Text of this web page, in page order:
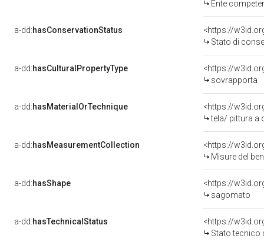
Ente competente
a-dd:hasConservationStatus
<https://
Stato di
a-dd:hasCulturalPropertyType
<https://
sovrapporta
a-dd:hasMaterialOrTechnique
<https://
tela/ pittura a
a-dd:hasMeasurementCollection
<https://
Misure del
a-dd:hasShape
<https://
sagomato
a-dd:hasTechnicalStatus
<https://
Stato tecnico